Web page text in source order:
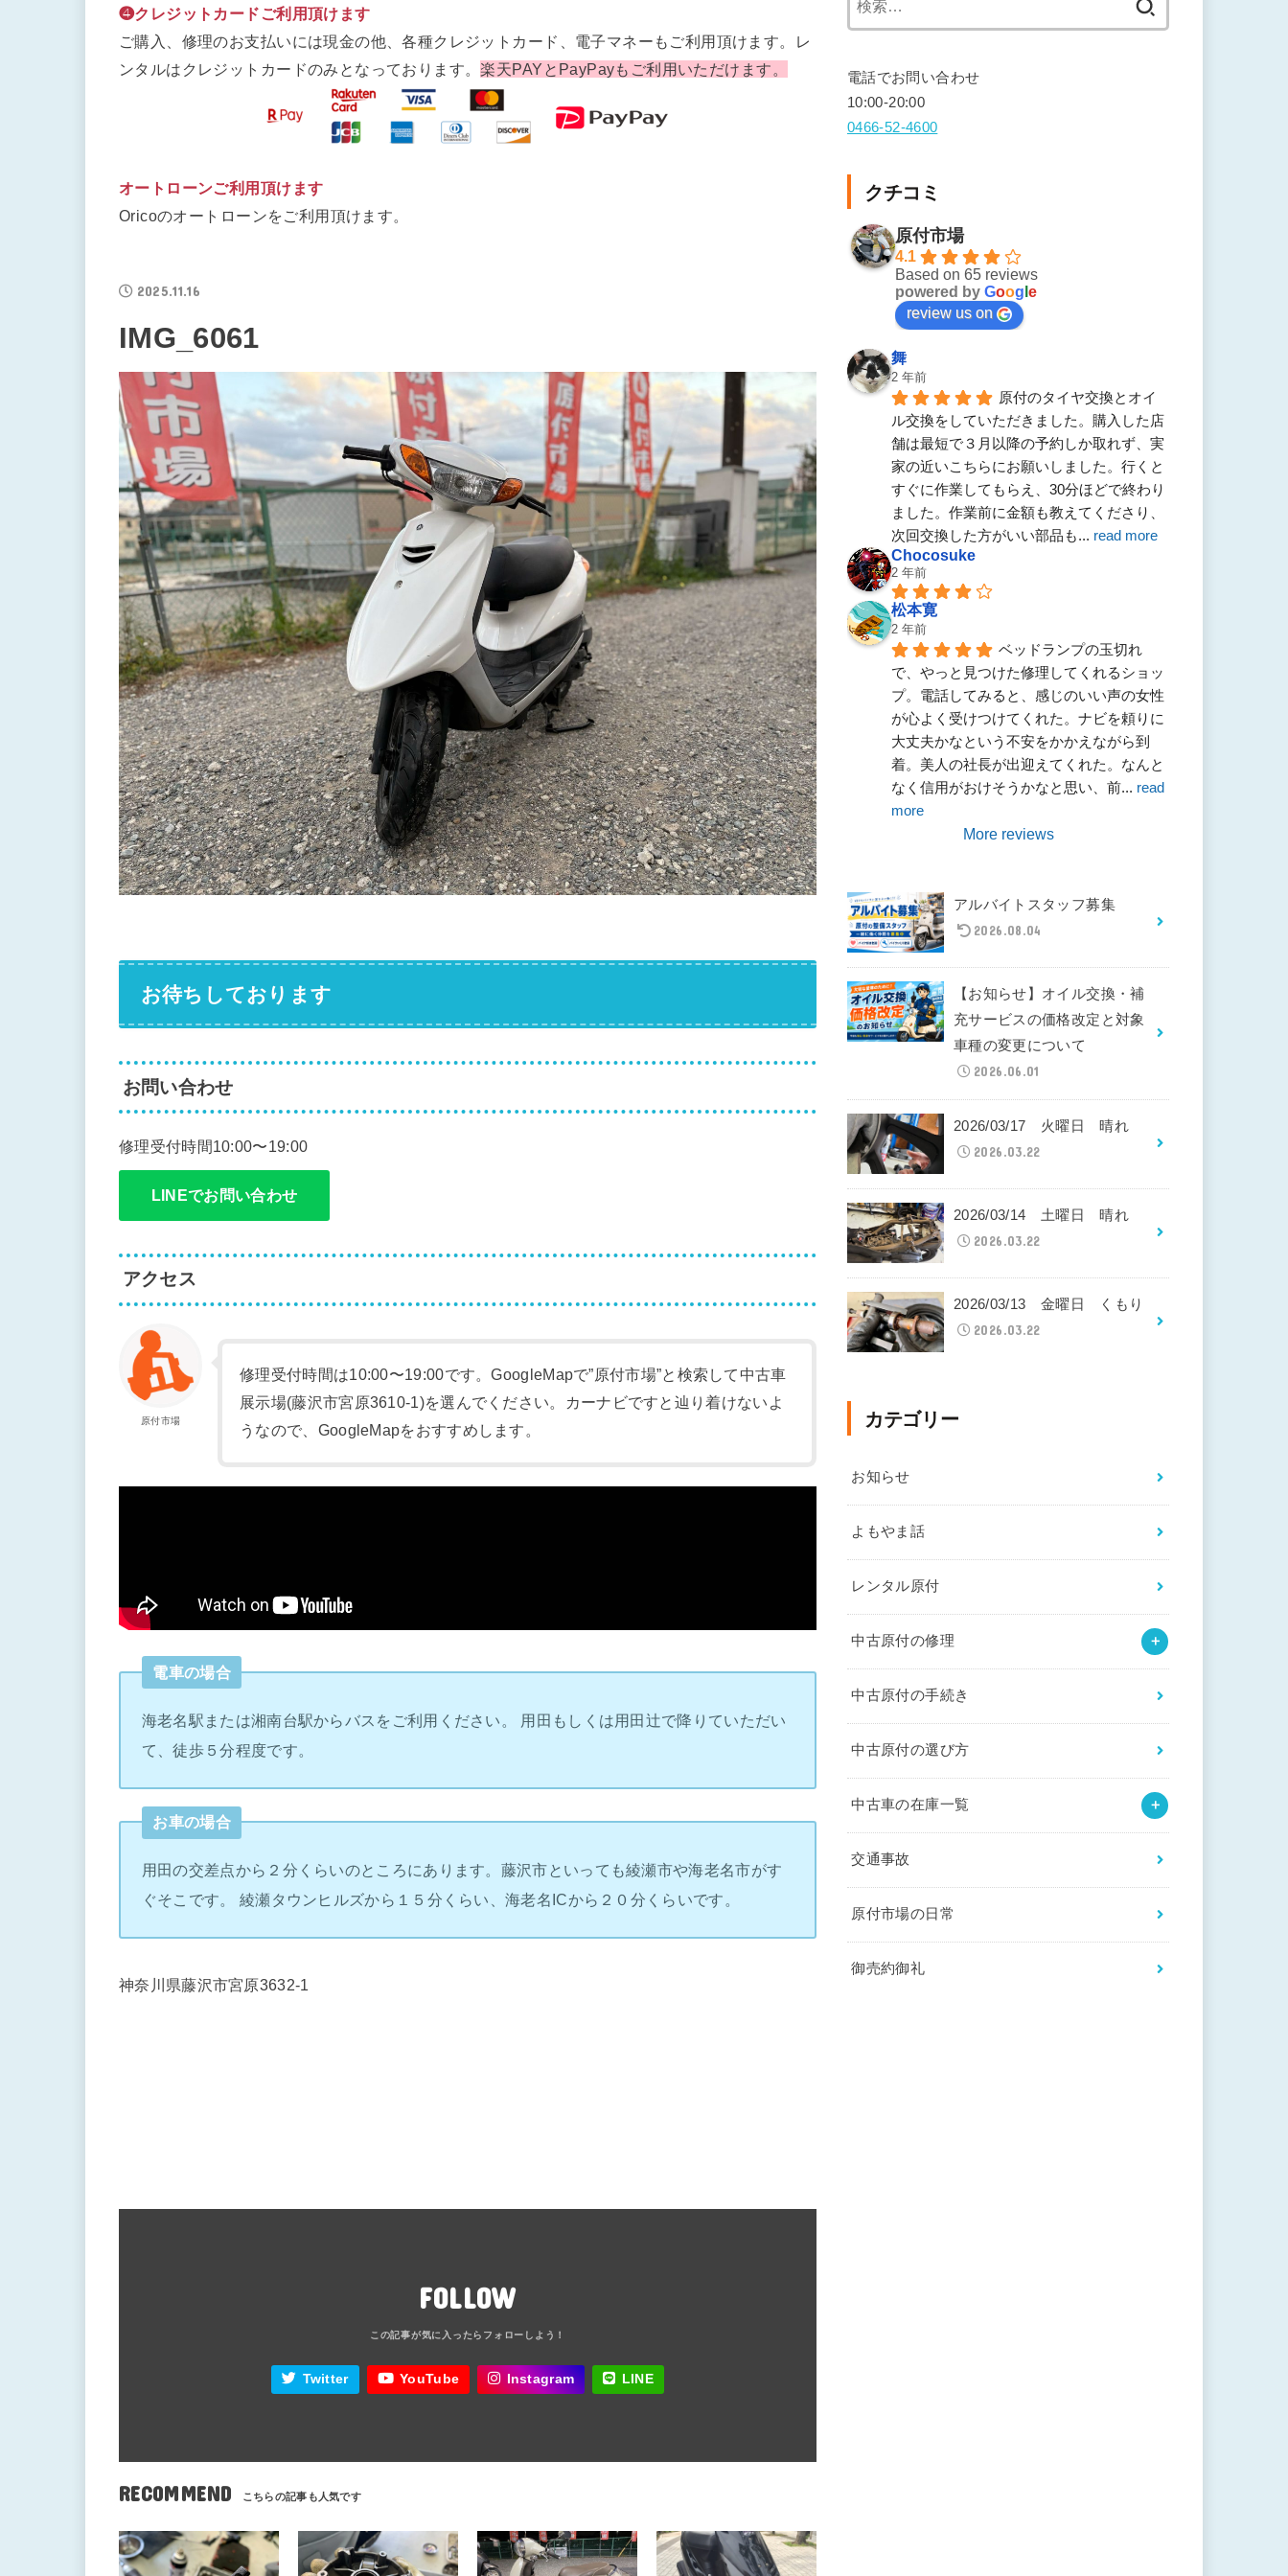
❹クレジットカードご利用頂けます
ご購入、修理のお支払いには現金の他、各種クレジットカード、電子マネーもご利用頂けます。レ
ンタルはクレジットカードのみとなっております。楽天PAYとPayPayもご利用いただけます。
オートローンご利用頂けます
Oricoのオートローンをご利用頂けます。
2025.11.16
IMG_6061
お待ちしております
お問い合わせ
修理受付時間10:00〜19:00
LINEでお問い合わせ
アクセス
原付市場
修理受付時間は10:00〜19:00です。GoogleMapで”原付市場”と検索して中古車
展示場(藤沢市宮原3610-1)を選んでください。カーナビですと辿り着けないよ
うなので、GoogleMapをおすすめします。
電車の場合
海老名駅または湘南台駅からバスをご利用ください。 用田もしくは用田辻で降りていただい
て、徒歩５分程度です。
お車の場合
用田の交差点から２分くらいのところにあります。藤沢市といっても綾瀬市や海老名市がす
ぐそこです。 綾瀬タウンヒルズから１５分くらい、海老名ICから２０分くらいです。
神奈川県藤沢市宮原3632-1
FOLLOW
Twitter YouTube Instagram LINE
RECOMMEND
電話でお問い合わせ
10:00-20:00
0466-52-4600
クチコミ
原付市場
4.1
Based on 65 reviews
powered by Goog e
review us on
舞
2 年前
原付のタイヤ交換とオイ
ル交換をしていただきました。購入した店
舗は最短で３月以降の予約しか取れず、実
家の近いこちらにお願いしました。行くと
すぐに作業してもらえ、30分ほどで終わり
ました。作業前に金額も教えてくださり、
次回交換した方がいい部品も... read more
Chocosuke
2 年前
松本寛
2 年前
ベッドランプの玉切れ
で、やっと見つけた修理してくれるショッ
プ。電話してみると、感じのいい声の女性
が心よく受けつけてくれた。ナビを頼りに
大丈夫かなという不安をかかえながら到
着。美人の社長が出迎えてくれた。なんと
なく信用がおけそうかなと思い、前... read
more
More reviews
アルバイトスタッフ募集
2026.08.04
【お知らせ】オイル交換・補
充サービスの価格改定と対象
車種の変更について
2026.06.01
2026/03/17 火曜日 晴れ
2026.03.22
2026/03/14 土曜日 晴れ
2026.03.22
2026/03/13 金曜日 くもり
2026.03.22
カテゴリー
お知らせ
よもやま話
レンタル原付
中古原付の修理
中古原付の手続き
中古原付の選び方
中古車の在庫一覧
交通事故
原付市場の日常
御売約御礼